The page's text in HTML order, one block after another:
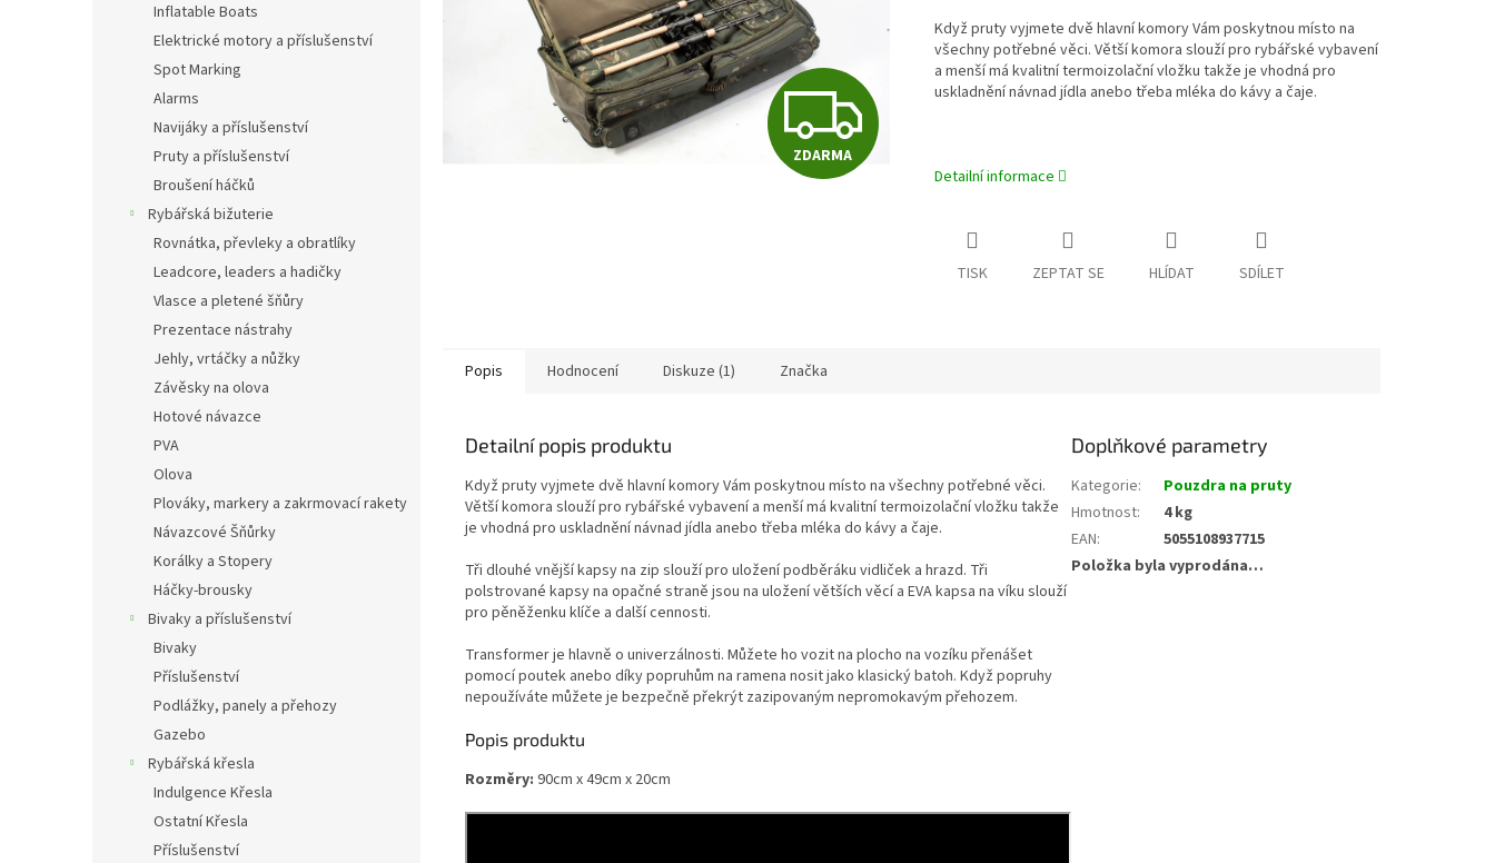
Inflatable Boats
Elektrické motory a příslušenství
Spot Marking
Alarms
Navijáky a příslušenství
Pruty a příslušenství
Broušení háčků
Rybářská bižuterie
Rovnátka, převleky a obratlíky
Leadcore, leaders a hadičky
Vlasce a pletené šňůry
Prezentace nástrahy
Jehly, vrtáčky a nůžky
Závěsky na olova
Hotové návazce
PVA
Olova
Plováky, markery a zakrmovací rakety
Návazcové Šňůrky
Korálky a Stopery
Háčky-brousky
Bivaky a příslušenství
Bivaky
Příslušenství
Podlážky, panely a přehozy
Gazebo
Rybářská křesla
Indulgence Křesla
Ostatní Křesla
Příslušenství
Z
D
A
ZDARMA
Když pruty vyjmete dvě hlavní komory Vám poskytnou místo na
všechny potřebné věci. Větší komora slouží pro rybářské vybavení
a menší má kvalitní termoizolační vložku takže je vhodná pro
uskladnění návnad jídla anebo třeba mléka do kávy a čaje.
Detailní informace
TISK ZEPTAT SE HLÍDAT SDÍLET
Popis Hodnocení Diskuze (1) Značka
Detailní popis produktu
Když pruty vyjmete dvě hlavní komory Vám poskytnou místo na všechny potřebné věci.
Větší komora slouží pro rybářské vybavení a menší má kvalitní termoizolační vložku takže
je vhodná pro uskladnění návnad jídla anebo třeba mléka do kávy a čaje.
Tři dlouhé vnější kapsy na zip slouží pro uložení podběráku vidliček a hrazd. Tři
polstrované kapsy na opačné straně jsou na uložení větších věcí a EVA kapsa na víku slouží
pro pěněženku klíče a další cennosti.
Transformer je hlavně o univerzálnosti. Můžete ho vozit na plocho na vozíku přenášet
pomocí poutek anebo díky popruhům na ramena nosit jako klasický batoh. Když popruhy
nepoužíváte můžete je bezpečně překrýt zazipovaným nepromokavým přehozem.
Popis produktu
Rozměry: 90cm x 49cm x 20cm
Doplňkové parametry
Kategorie:
Pouzdra na pruty
Hmotnost:
4 kg
EAN:
5055108937715
Položka byla vyprodána…